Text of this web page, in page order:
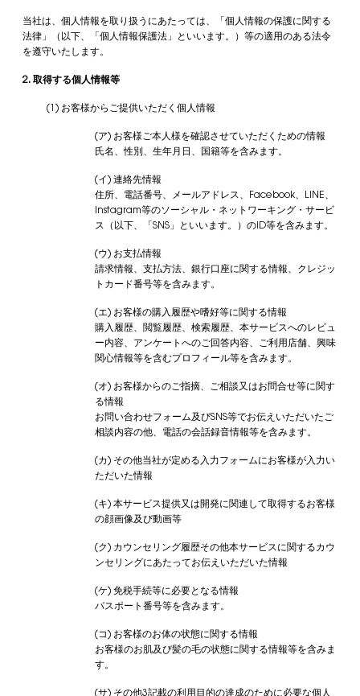
当社は、個人情報を取り扱うにあたっては、「個人情報の保護に関する
法律」（以下、「個人情報保護法」といいます。）等の適用のある法令
を遵守いたします。
2. 取得する個人情報等
(1) お客様からご提供いただく個人情報
(ア) お客様ご本人様を確認させていただくための情報
氏名、性別、生年月日、国籍等を含みます。
(イ) 連絡先情報
住所、電話番号、メールアドレス、Facebook、LINE、
Instagram等のソーシャル・ネットワーキング・サービ
ス（以下、「SNS」といいます。）のID等を含みます。
(ウ) お支払情報
請求情報、支払方法、銀行口座に関する情報、クレジッ
トカード番号等を含みます。
(エ) お客様の購入履歴や嗜好等に関する情報
購入履歴、閲覧履歴、検索履歴、本サービスへのレビュ
ー内容、アンケートへのご回答内容、ご利用店舗、興味
関心情報等を含むプロフィール等を含みます。
(オ) お客様からのご指摘、ご相談又はお問合せ等に関す
る情報
お問い合わせフォーム及びSNS等でお伝えいただいたご
相談内容の他、電話の会話録音情報等を含みます。
(カ) その他当社が定める入力フォームにお客様が入力い
ただいた情報
(キ) 本サービス提供又は開発に関連して取得するお客様
の顔画像及び動画等
(ク) カウンセリング履歴その他本サービスに関するカウ
ンセリングにあたってお伝えいただいた情報
(ケ) 免税手続等に必要となる情報
パスポート番号等を含みます。
(コ) お客様のお体の状態に関する情報
お客様のお肌及び髪の毛の状態に関する情報等を含みま
す。
(サ) その他3記載の利用目的の達成のために必要な個人